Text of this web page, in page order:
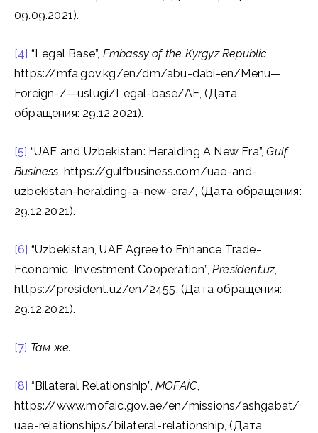
09.09.2021).
[4] “Legal Base”, Embassy of the Kyrgyz Republic,
https://mfa.gov.kg/en/dm/abu-dabi-en/Menu—
Foreign-/—uslugi/Legal-base/AE, (Дата
обращения: 29.12.2021).
[5] “UAE and Uzbekistan: Heralding A New Era”,Gulf
Business, https://gulfbusiness.com/uae-and-
uzbekistan-heralding-a-new-era/, (Дата обращения:
29.12.2021).
[6] “Uzbekistan, UAE Agree to Enhance Trade-
Economic, Investment Cooperation”, President.uz,
https://president.uz/en/2455, (Дата обращения:
29.12.2021).
[7] Там же.
[8] “Bilateral Relationship”,MOFAİC,
https://www.mofaic.gov.ae/en/missions/ashgabat/
uae-relationships/bilateral-relationship, (Дата